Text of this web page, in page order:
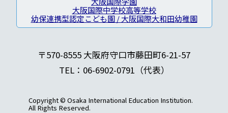
大阪国際中学校高等学校
幼保連携型認定こども園 / 大阪国際大和田幼稚園
〒570-8555 大阪府守口市藤田町6-21-57
TEL：06-6902-0791（代表）
Copyright © Osaka International Education Institution.
All Rights Reserved.